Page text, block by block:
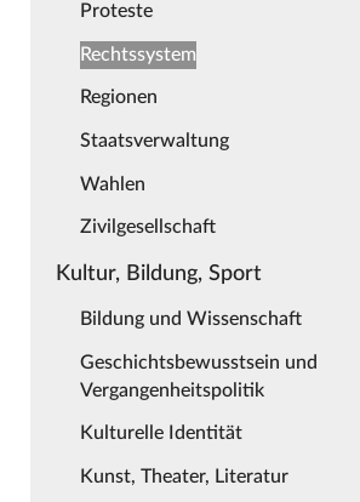
Proteste
Rechtssystem
Regionen
Staatsverwaltung
Wahlen
Zivilgesellschaft
Kultur, Bildung, Sport
Bildung und Wissenschaft
Geschichtsbewusstsein und
Vergangenheitspolitik
Kulturelle Identität
Kunst, Theater, Literatur